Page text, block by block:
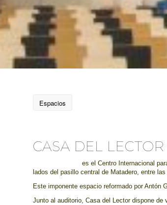
Espacios
CASA DEL
es el Centro Internacional
lados del pasillo central de Matadero, entre
Este imponente espacio reformado por
Junto al auditorio, Casa del Lector dispone